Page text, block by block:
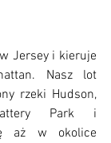
Jersey i kieruje
Nasz lot
rzeki Hudson,
Park i
aż w okolice